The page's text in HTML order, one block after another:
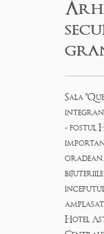
Sala
- fostul
Hotel